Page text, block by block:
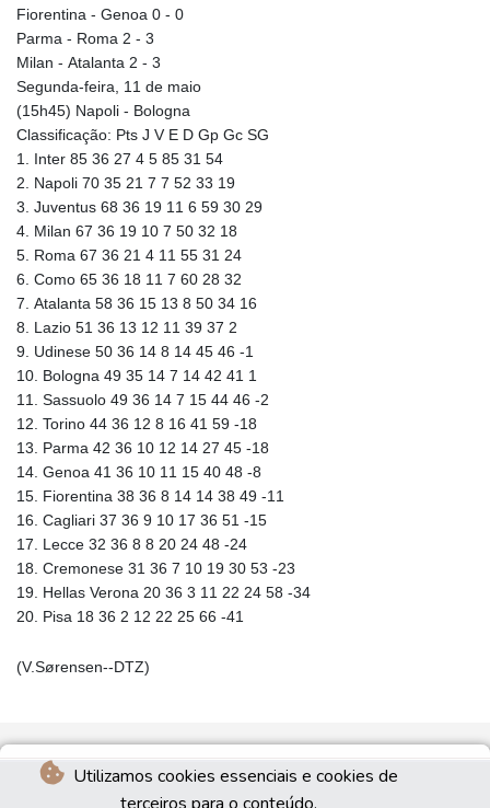
Utilizamos cookies essenciais e cookies de
Fiorentina - Genoa 0 - 0
Parma - Roma 2 - 3
Milan - Atalanta 2 - 3
Segunda-feira, 11 de maio
(15h45) Napoli - Bologna
Classificação: Pts J V E D Gp Gc SG
1. Inter 85 36 27 4 5 85 31 54
2. Napoli 70 35 21 7 7 52 33 19
3. Juventus 68 36 19 11 6 59 30 29
4. Milan 67 36 19 10 7 50 32 18
5. Roma 67 36 21 4 11 55 31 24
6. Como 65 36 18 11 7 60 28 32
7. Atalanta 58 36 15 13 8 50 34 16
8. Lazio 51 36 13 12 11 39 37 2
9. Udinese 50 36 14 8 14 45 46 -1
10. Bologna 49 35 14 7 14 42 41 1
11. Sassuolo 49 36 14 7 15 44 46 -2
12. Torino 44 36 12 8 16 41 59 -18
13. Parma 42 36 10 12 14 27 45 -18
14. Genoa 41 36 10 11 15 40 48 -8
15. Fiorentina 38 36 8 14 14 38 49 -11
16. Cagliari 37 36 9 10 17 36 51 -15
17. Lecce 32 36 8 8 20 24 48 -24
18. Cremonese 31 36 7 10 19 30 53 -23
19. Hellas Verona 20 36 3 11 22 24 58 -34
20. Pisa 18 36 2 12 22 25 66 -41
(V.Sørensen--DTZ)